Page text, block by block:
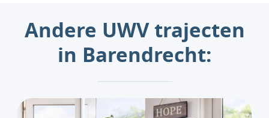
Andere UWV trajecten
in Barendrecht: